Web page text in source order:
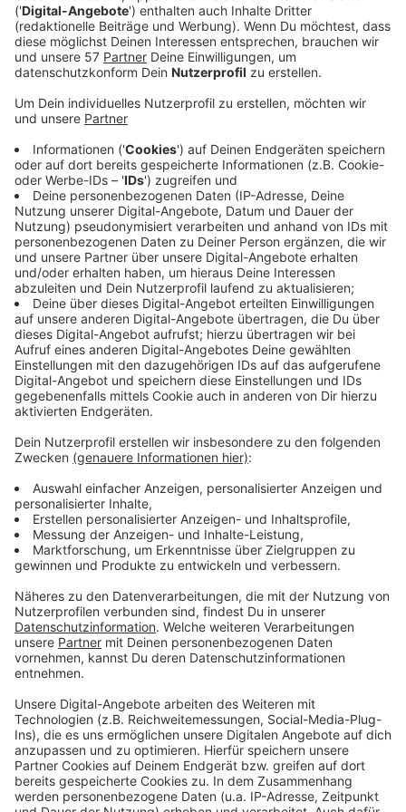
Anzeige
Schauplatz des vierten MiB-Films ist das
Hauptquartier in London, das im Mittelpunkt einer
Alien-Invasion steht. Verhindern sollen diese zum einen
der Chef des Hauptquartiers (Liam Neeson ) und zum
anderen die zwei Agenten H (Chris Hemsworth) und
M (Tessa Thompson). Die Beiden kriegen auch noch
die altbekannte Agent O ( Emma Thompson) an ihre
Seite.
Anzeige
Wir benötigen Ihre
Zustimmung, um den YouTube
Wir verwenden einen Service eines
Drittanbieters, um Videoinhalte
einzubetten. Dieser Service kann
Daten zu Ihren Aktivitäten
sammeln. Bitte lesen Sie die
Details durch und stimmen Sie der
Nutzung des Service zu, um dieses
Video anzusehen.
Mehr Informationen
Akzeptieren
powered byUsercentrics Consent
Management Platform
Trailer zu Men in Black: International
Anzeige